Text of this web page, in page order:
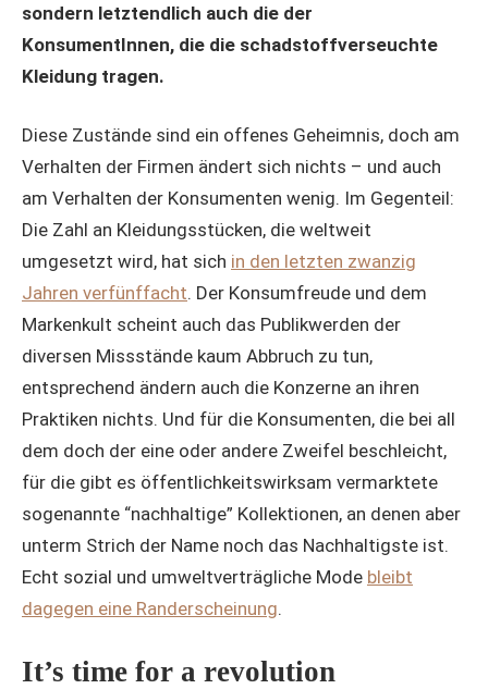
sondern letztendlich auch die der
KonsumentInnen, die die schadstoffverseuchte
Kleidung tragen.
Diese Zustände sind ein offenes Geheimnis, doch am
Verhalten der Firmen ändert sich nichts – und auch
am Verhalten der Konsumenten wenig. Im Gegenteil:
Die Zahl an Kleidungsstücken, die weltweit
umgesetzt wird, hat sich in den letzten zwanzig
Jahren verfünffacht. Der Konsumfreude und dem
Markenkult scheint auch das Publikwerden der
diversen Missstände kaum Abbruch zu tun,
entsprechend ändern auch die Konzerne an ihren
Praktiken nichts. Und für die Konsumenten, die bei all
dem doch der eine oder andere Zweifel beschleicht,
für die gibt es öffentlichkeitswirksam vermarktete
sogenannte “nachhaltige” Kollektionen, an denen aber
unterm Strich der Name noch das Nachhaltigste ist.
Echt sozial und umweltverträgliche Mode bleibt
dagegen eine Randerscheinung.
It’s time for a revolution